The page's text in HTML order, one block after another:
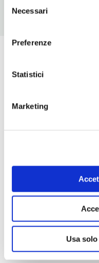
delNecessari
Preferenze
Statistici
Marketing
Usa